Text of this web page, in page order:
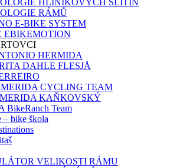
HLINÍKOVÝCH SLITIN
RÁMŮ
E-BIKE SYSTEM
EBIKEMOTION
HERMIDA
DAHLE FLESJÅ
MERIDA CYCLING TEAM
KAŇKOVSKÝ
BikeRanch Team
– bike škola
VELIKOSTI RÁMU